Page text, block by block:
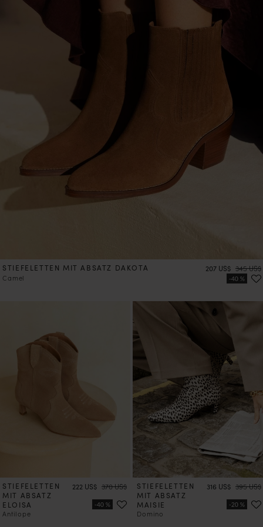
STIEFELETTEN MIT ABSATZ DAKOTA
Camel
Preis
207 US$ Preis
345 US$
STIEFELETTEN
MIT ABSATZ
ELOISA
Antilope
Preis
222 US$ Preis
370 US$
STIEFELETTEN
MIT ABSATZ
MAISIE
Domino
Preis
316 US$ Preis
395 US$